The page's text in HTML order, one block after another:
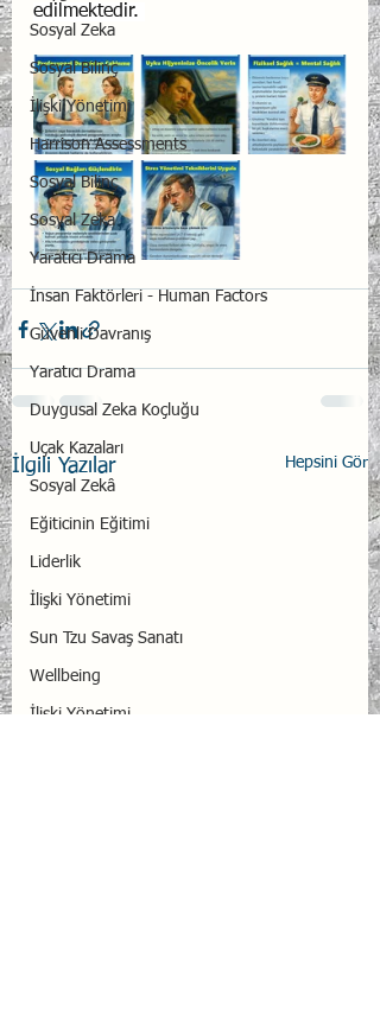
Sosyal Zeka
Sosyal Bilinç
İlişki Yönetimi
Harrison Assessments
Sosyal Bilinç
Sosyal Zeka
Yaratıcı Drama
İnsan Faktörleri - Human Factors
Güvenli Davranış
Yaratıcı Drama
Duygusal Zeka Koçluğu
Uçak Kazaları
Sosyal Zekâ
Eğiticinin Eğitimi
Liderlik
İlişki Yönetimi
Sun Tzu Savaş Sanatı
Wellbeing
İlişki Yönetimi
edilmektedir.
İlgili Yazılar Hepsini Gör